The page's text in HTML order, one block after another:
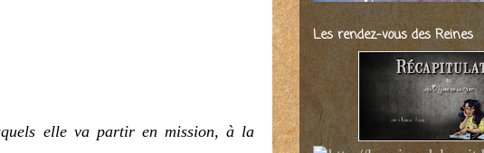
elle va partir en mission, à la
Les rendez-vous des Reines